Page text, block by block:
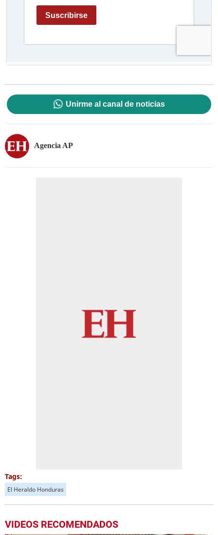
Unirme al canal de noticias
Agencia AP
Tags:
El Heraldo Honduras
VIDEOS RECOMENDADOS